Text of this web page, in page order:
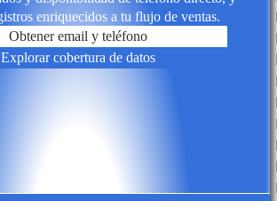
enriquecidos a tu flujo de ventas.
Obtener email y teléfono
Explorar cobertura de datos